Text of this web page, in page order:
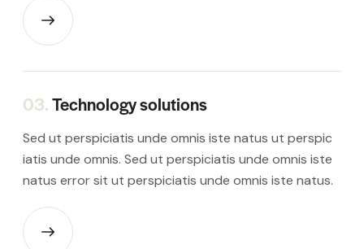
03.Technology solutions
Sed ut perspiciatis unde omnis iste natus ut perspic
iatis unde omnis. Sed ut perspiciatis unde omnis iste
natus error sit ut perspiciatis unde omnis iste natus.